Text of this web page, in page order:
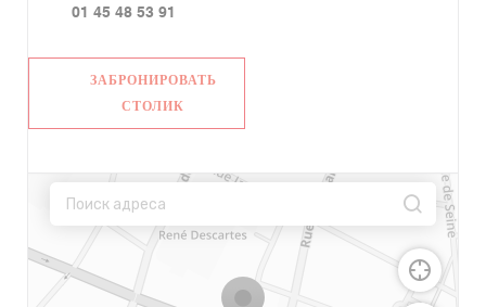
01 45 48 53 91
ЗАБРОНИРОВАТЬ
СТОЛИК